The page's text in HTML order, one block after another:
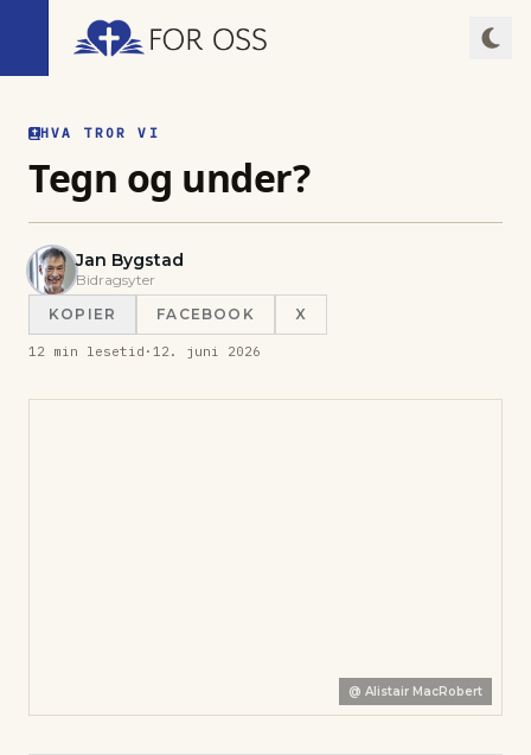
HVA TROR VI
Tegn og under?
Jan Bygstad
Bidragsyter
KOPIER
FACEBOOK X
12 min lesetid · 12. juni 2026
@ Alistair MacRobert